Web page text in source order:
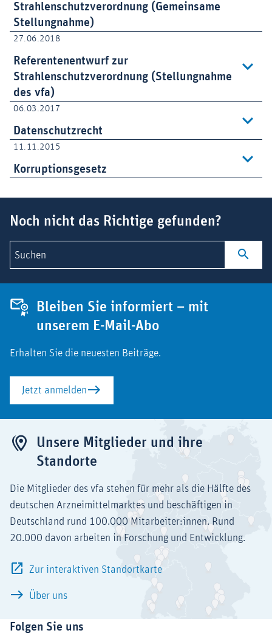
Strahlenschutzverordnung (Gemeinsame
Stellungnahme)
27.06.2018
Referentenentwurf zur
Strahlenschutzverordnung (Stellungnahme
des vfa)
06.03.2017
Datenschutzrecht
11.11.2015
Korruptionsgesetz
Noch nicht das Richtige gefunden?
Suchen
Bleiben Sie informiert – mit
unserem E-Mail-Abo
Erhalten Sie die neuesten Beiträge.
Jetzt anmelden
Unsere Mitglieder und ihre
Standorte
Die Mitglieder des vfa stehen für mehr als die Hälfte des
deutschen Arzneimittelmarktes und beschäftigen in
Deutschland rund 100.000 Mitarbeiter:innen. Rund
20.000 davon arbeiten in Forschung und Entwicklung.
Zur interaktiven Standortkarte
Über uns
Folgen Sie uns